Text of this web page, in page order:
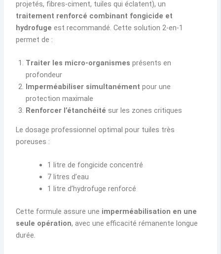
projetés, fibres-ciment, tuiles qui éclatent), un
traitement renforcé combinant fongicide et
hydrofuge est recommandé. Cette solution 2-en-1
permet de :
Traiter les micro-organismes présents en
profondeur
Imperméabiliser simultanément pour une
protection maximale
Renforcer l’étanchéité sur les zones critiques
Le dosage professionnel optimal pour tuiles très
poreuses :
1 litre de fongicide concentré
7 litres d’eau
1 litre d’hydrofuge renforcé
Cette formule assure une imperméabilisation en une
seule opération, avec une efficacité rémanente longue
durée.